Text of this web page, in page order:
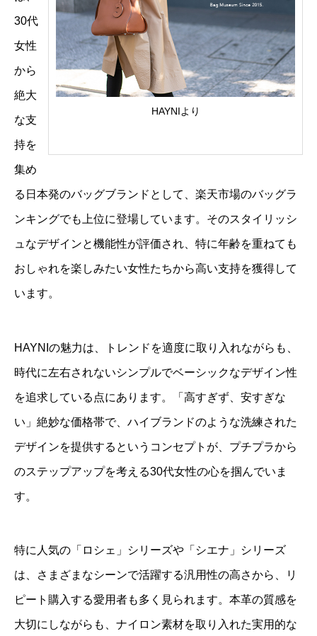
HAYNIより
30代
女性
から
絶大
な支
持を
集め
る日本発のバッグブランドとして、楽天市場のバッグラ
ンキングでも上位に登場しています。そのスタイリッシ
ュなデザインと機能性が評価され、特に年齢を重ねても
おしゃれを楽しみたい女性たちから高い支持を獲得して
います。
HAYNIの魅力は、トレンドを適度に取り入れながらも、
時代に左右されないシンプルでベーシックなデザイン性
を追求している点にあります。「高すぎず、安すぎな
い」絶妙な価格帯で、ハイブランドのような洗練された
デザインを提供するというコンセプトが、プチプラから
のステップアップを考える30代女性の心を掴んでいま
す。
特に人気の「ロシェ」シリーズや「シエナ」シリーズ
は、さまざまなシーンで活躍する汎用性の高さから、リ
ピート購入する愛用者も多く見られます。本革の質感を
大切にしながらも、ナイロン素材を取り入れた実用的な